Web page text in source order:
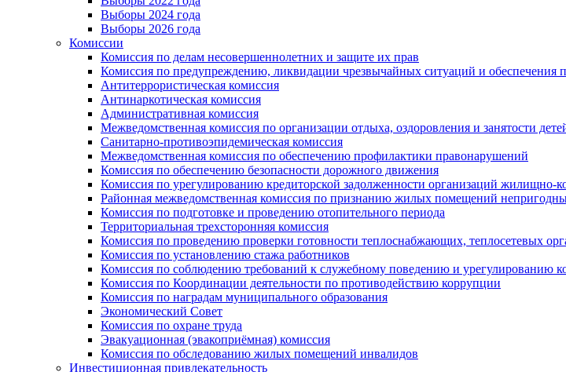
Выборы 2024 года
Выборы 2026 года
Комиссии
Комиссия по делам несовершеннолетних и защите их прав
Комиссия по предупреждению, ликвидации чрезвычайных ситуаций и обеспечения
Антитеррористическая комиссия
Антинаркотическая комиссия
Административная комиссия
Межведомственная комиссия по организации отдыха, оздоровления и занятости
Санитарно-противоэпидемическая комиссия
Межведомственная комиссия по обеспечению профилактики правонарушений
Комиссия по обеспечению безопасности дорожного движения
Комиссия по урегулированию кредиторской задолженности организаций жилищно-
Районная межведомственная комиссия по признанию жилых помещений
Комиссия по подготовке и проведению отопительного периода
Территориальная трехсторонняя комиссия
Комиссия по проведению проверки готовности теплоснабжающих, теплосетевых
Комиссия по установлению стажа работников
Комиссия по соблюдению требований к служебному поведению и урегулированию
Комиссия по Координации деятельности по противодействию коррупции
Комиссия по наградам муниципального образования
Экономический Совет
Комиссия по охране труда
Эвакуационная (эвакоприёмная) комиссия
Комиссия по обследованию жилых помещений инвалидов
Инвестиционная привлекательность